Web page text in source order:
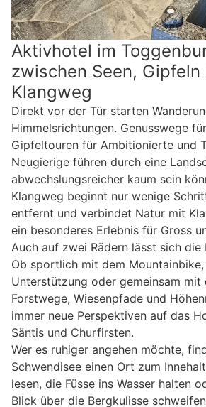
Aktivhotel im
zwischen Seen, Gipfeln
Klangweg
Direkt vor der Tür starten
Himmelsrichtungen. Genusswege
Gipfeltouren für Ambitionierte und
Neugierige führen durch eine
abwechslungsreicher kaum sein
Klangweg beginnt nur wenige
entfernt und verbindet Natur mit
ein besonderes Erlebnis für Gross
Auch auf zwei Rädern lässt sich die
Ob sportlich mit dem
Unterstützung oder gemeinsam mit
Forstwege, Wiesenpfade und
immer neue Perspektiven auf das
Säntis und Churfirsten.
Wer es ruhiger angehen möchte,
Schwendisee einen Ort zum
lesen, die Füsse ins Wasser halten
Blick über die Bergkulisse